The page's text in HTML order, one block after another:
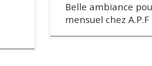
Belle ambiance
mensuel chez A.P.F